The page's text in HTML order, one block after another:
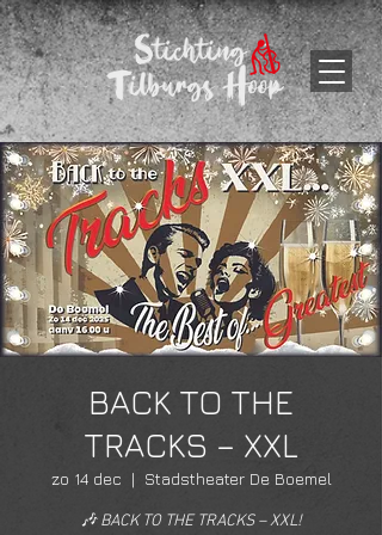
BACK TO THE
TRACKS – XXL
zo 14 dec
  |
Stadstheater De Boemel
🎶 BACK TO THE TRACKS – XXL!